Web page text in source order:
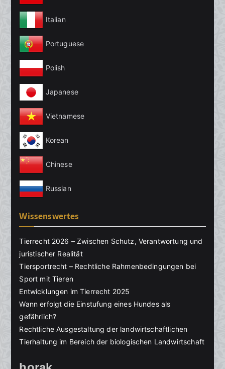
Italian
Portuguese
Polish
Japanese
Vietnamese
Korean
Chinese
Russian
Wissenswertes
Tierrecht 2026 – Zwischen Schutz, Verantwortung und
juristischer Realität
Tiersportrecht – Rechtliche Rahmenbedingungen bei
Sport mit Tieren
Entwicklungen im Tierrecht 2025
Wann erfolgt die Einstufung eines Hundes als
gefährlich?
Rechtliche Ausgestaltung der landwirtschaftlichen
Tierhaltung im Bereich der biologischen Landwirtschaft